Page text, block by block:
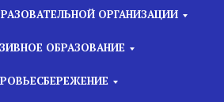
ОРГАНИЗАЦИИ
ОБРАЗОВАНИЕ